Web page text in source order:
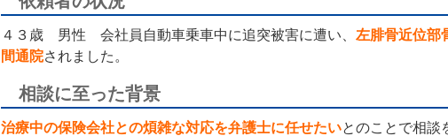
４３歳 男性 会社員自動車乗車中に追突被害に遭い、 左腓骨近位部
間通院されました。
相談に至った背景
治療中の保険会社との煩雑な対応を弁護士に任せたいとのことで相